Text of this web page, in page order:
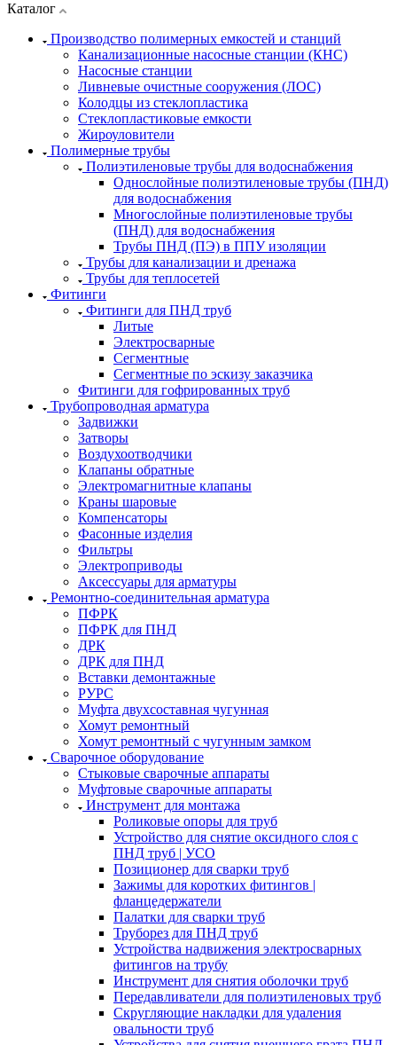
Каталог
Производство полимерных емкостей и станций
Канализационные насосные станции (КНС)
Насосные станции
Ливневые очистные сооружения (ЛОС)
Колодцы из стеклопластика
Стеклопластиковые емкости
Жироуловители
Полимерные трубы
Полиэтиленовые трубы для водоснабжения
Однослойные полиэтиленовые трубы (ПНД)
для водоснабжения
Многослойные полиэтиленовые трубы
(ПНД) для водоснабжения
Трубы ПНД (ПЭ) в ППУ изоляции
Трубы для канализации и дренажа
Трубы для теплосетей
Фитинги
Фитинги для ПНД труб
Литые
Электросварные
Сегментные
Сегментные по эскизу заказчика
Фитинги для гофрированных труб
Трубопроводная арматура
Задвижки
Затворы
Воздухоотводчики
Клапаны обратные
Электромагнитные клапаны
Краны шаровые
Компенсаторы
Фасонные изделия
Фильтры
Электроприводы
Аксессуары для арматуры
Ремонтно-соединительная арматура
ПФРК
ПФРК для ПНД
ДРК
ДРК для ПНД
Вставки демонтажные
РУРС
Муфта двухсоставная чугунная
Хомут ремонтный
Хомут ремонтный с чугунным замком
Сварочное оборудование
Стыковые сварочные аппараты
Муфтовые сварочные аппараты
Инструмент для монтажа
Роликовые опоры для труб
Устройство для снятие оксидного слоя с
ПНД труб | УСО
Позиционер для сварки труб
Зажимы для коротких фитингов |
фланцедержатели
Палатки для сварки труб
Труборез для ПНД труб
Устройства надвижения электросварных
фитингов на трубу
Инструмент для снятия оболочки труб
Передавливатели для полиэтиленовых труб
Скругляющие накладки для удаления
овальности труб